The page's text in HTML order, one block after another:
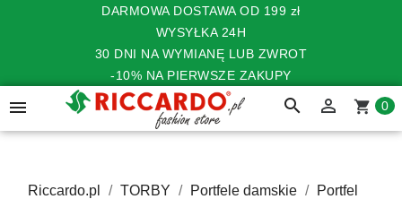
DARMOWA DOSTAWA OD 199 zł
WYSYŁKA 24H
30 DNI NA WYMIANĘ LUB ZWROT
-10% NA PIERWSZE ZAKUPY
 search  shopping_cart 0
Riccardo.pl TORBY Portfele damskie
Portfel